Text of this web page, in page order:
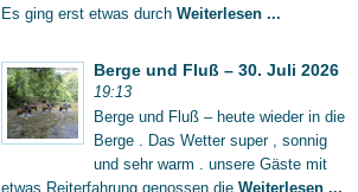
Es ging erst etwas durch Weiterlesen ...
Berge und Fluß – 30. Juli 2026
19:13
Berge und Fluß – heute wieder in die
Berge . Das Wetter super , sonnig
und sehr warm . unsere Gäste mit
etwas Reiterfahrung genossen die Weiterlesen ...